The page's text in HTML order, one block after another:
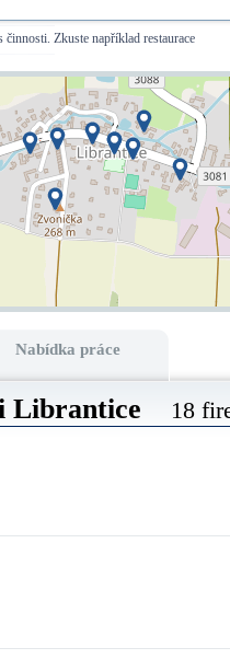
Zkuste například restaurace
Nabídka práce
Librantice 18